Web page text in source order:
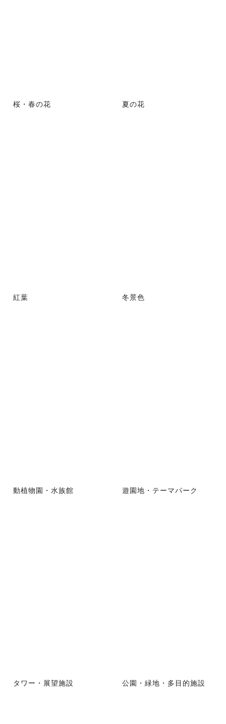
桜・春の花 夏の花
紅葉 冬景色
動植物園・水族館 遊園地・テーマパーク
タワー・展望施設 公園・緑地・多目的施設